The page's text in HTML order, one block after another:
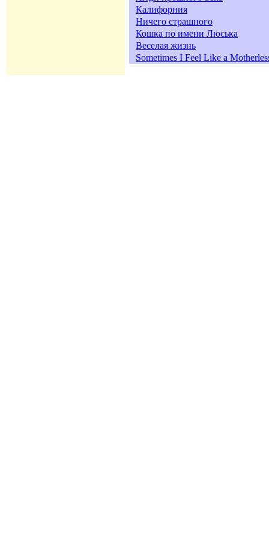
Калифорния
Ничего страшного
Кошка по имени Люська
Веселая жизнь
Sometimes I Feel Like a